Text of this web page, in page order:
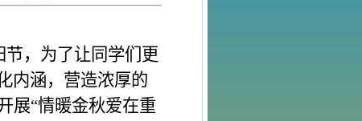
节，为了让同学们更
内涵，营造浓厚的
展“情暖金秋爱在重